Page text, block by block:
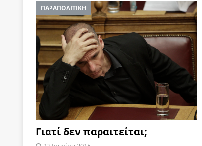
εμβληματικό «Πολίτη Κέιν»
[ 3 Αυγούστου 2026 ] Το Νομικό DNA του
[ 3 Αυγούστου 2026 ]
Το γάλλιο και η
[ 3 Αυγούστου 2026 ]
«Εδοξάσθη
ΠΑΡΕΜΒΑΣΕΙΣ
ΠΑΡΑΠΟΛΙΤΙΚΗ
Γιατί δεν παραιτείται;